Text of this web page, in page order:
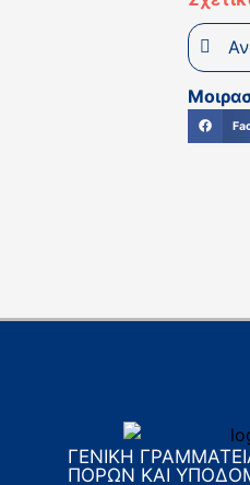
ΓΕΝΙΚΗ
ΠΟΡΩΝ ΚΑΙ